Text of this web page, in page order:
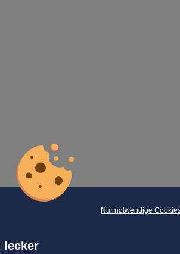
Nur notwendige
lecker